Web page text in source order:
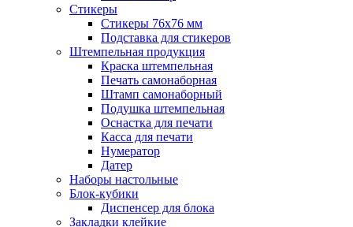
Стикеры
Стикеры 76x76 мм
Подставка для стикеров
Штемпельная продукция
Краска штемпельная
Печать самонаборная
Штамп самонаборный
Подушка штемпельная
Оснастка для печати
Касса для печати
Нумератор
Датер
Наборы настольные
Блок-кубики
Диспенсер для блока
Закладки клейкие